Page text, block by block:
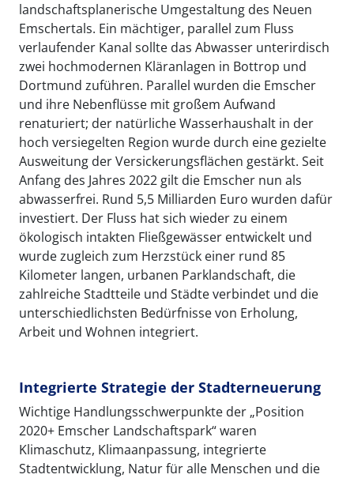
landschaftsplanerische Umgestaltung des Neuen
Emschertals. Ein mächtiger, parallel zum Fluss
verlaufender Kanal sollte das Abwasser unterirdisch
zwei hochmodernen Kläranlagen in Bottrop und
Dortmund zuführen. Parallel wurden die Emscher
und ihre Nebenflüsse mit großem Aufwand
renaturiert; der natürliche Wasserhaushalt in der
hoch versiegelten Region wurde durch eine gezielte
Ausweitung der Versickerungsflächen gestärkt. Seit
Anfang des Jahres 2022 gilt die Emscher nun als
abwasserfrei. Rund 5,5 Milliarden Euro wurden dafür
investiert. Der Fluss hat sich wieder zu einem
ökologisch intakten Fließgewässer entwickelt und
wurde zugleich zum Herzstück einer rund 85
Kilometer langen, urbanen Parklandschaft, die
zahlreiche Stadtteile und Städte verbindet und die
unterschiedlichsten Bedürfnisse von Erholung,
Arbeit und Wohnen integriert.
Integrierte Strategie der Stadterneuerung
Wichtige Handlungsschwerpunkte der „Position
2020+ Emscher Landschaftspark“ waren
Klimaschutz, Klimaanpassung, integrierte
Stadtentwicklung, Natur für alle Menschen und die